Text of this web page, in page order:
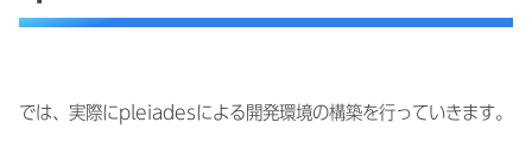
では、実際にpleiadesによる開発環境の構築を行っていきます。